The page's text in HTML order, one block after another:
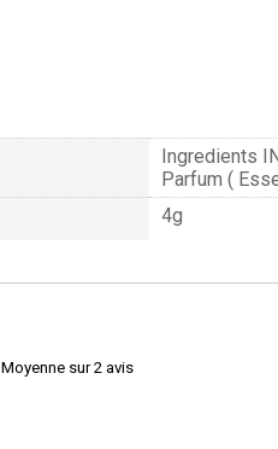
Ingredients
Parfum (
4g
Moyenne sur 2 avis